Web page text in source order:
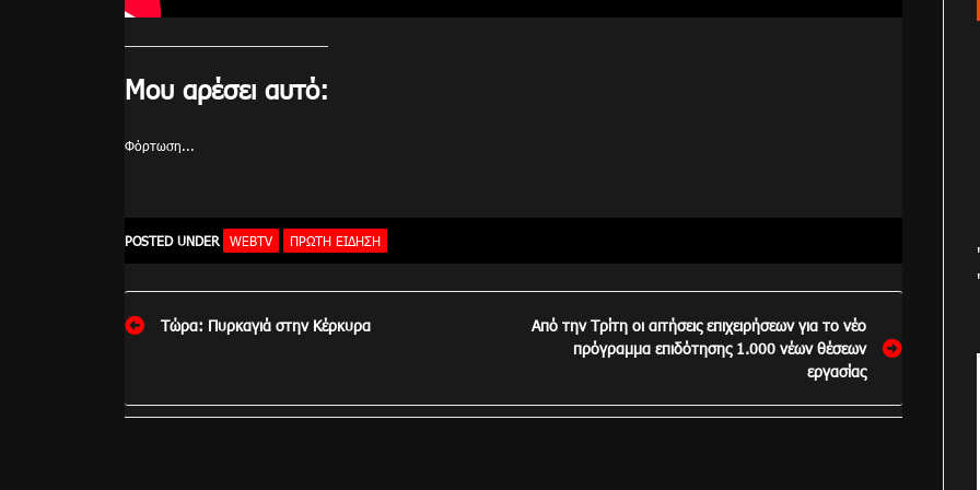
Μου αρέσει αυτό:
Φόρτωση...
POSTED UNDER WEBTV ΠΡΏΤΗ ΕΊΔΗΣΗ
Πλοήγηση
Τώρα: Πυρκαγιά στην Κέρκυρα
Από την Τρίτη οι αιτήσεις επιχειρήσεων για το νέο
πρόγραμμα επιδότησης 1.000 νέων θέσεων
εργασίας